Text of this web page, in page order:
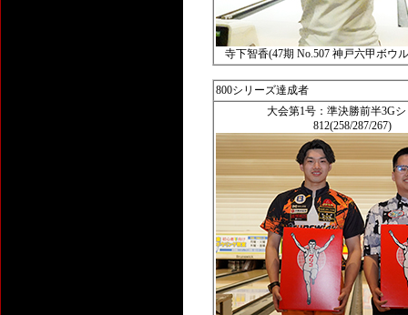
寺下智香(47期 No.507 神戸六甲ボウ
800シリーズ達成者
大会第1号：準決勝前半3G
812(258/287/267)